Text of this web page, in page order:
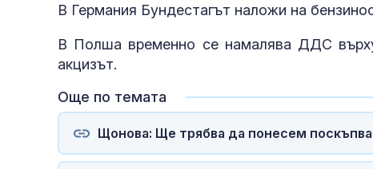
В Германия Бундестагът наложи на
В Полша временно се намалява ДДС
акцизът.
Още по темата
Щонова: Ще трябва да понесем